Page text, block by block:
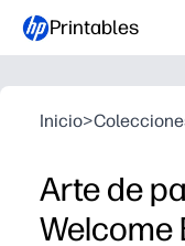
Printables
Inicio>
Arte de
Welcome